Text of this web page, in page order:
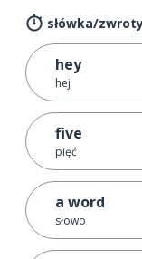
słówka/
hey
hej
five
pięć
a word
słowo